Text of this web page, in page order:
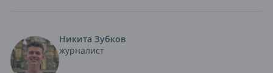
Никита Зубков
журналист